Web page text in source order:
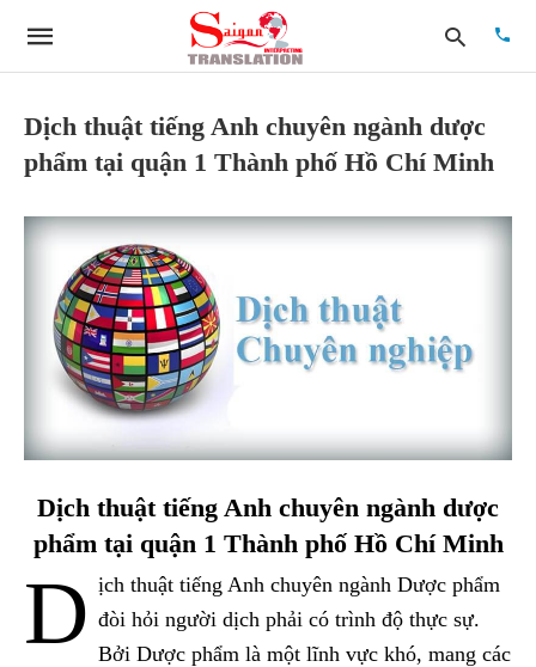
Dịch thuật tiếng Anh chuyên ngành dược
phẩm tại quận 1 Thành phố Hồ Chí Minh
Dịch thuật tiếng Anh chuyên ngành dược
phẩm tại quận 1 Thành phố Hồ Chí Minh
D ịch thuật tiếng Anh chuyên ngành Dược phẩm
đòi hỏi người dịch phải có trình độ thực sự.
Bởi Dược phẩm là một lĩnh vực khó, mang các